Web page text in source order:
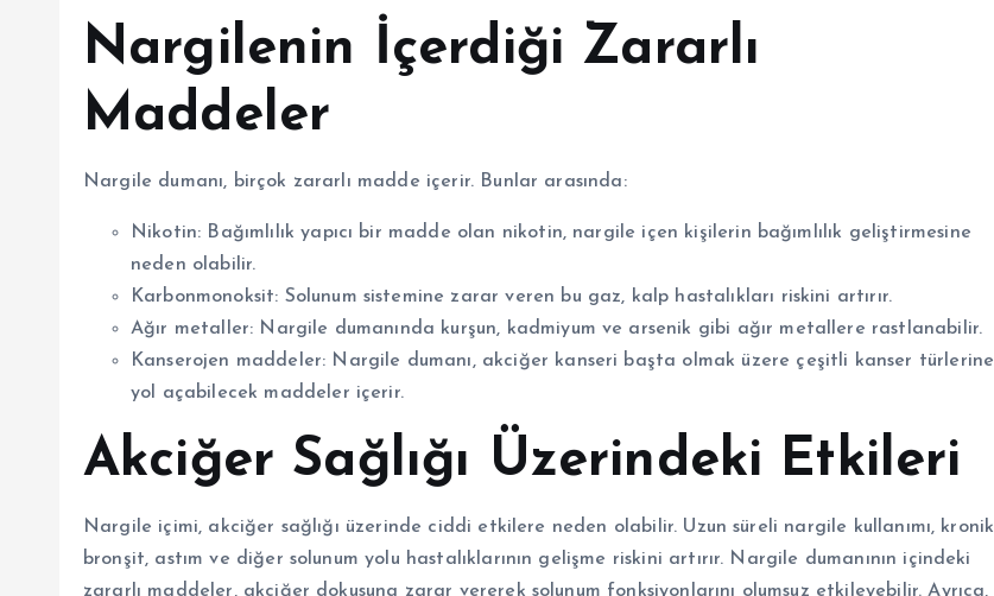
Nargilenin İçerdiği Zararlı
Maddeler
Nargile dumanı, birçok zararlı madde içerir. Bunlar arasında:
Nikotin: Bağımlılık yapıcı bir madde olan nikotin, nargile içen kişilerin bağımlılık geliştirmesine
neden olabilir.
Karbonmonoksit: Solunum sistemine zarar veren bu gaz, kalp hastalıkları riskini artırır.
Ağır metaller: Nargile dumanında kurşun, kadmiyum ve arsenik gibi ağır metallere rastlanabilir.
Kanserojen maddeler: Nargile dumanı, akciğer kanseri başta olmak üzere çeşitli kanser türlerine
yol açabilecek maddeler içerir.
Akciğer Sağlığı Üzerindeki Etkileri
Nargile içimi, akciğer sağlığı üzerinde ciddi etkilere neden olabilir. Uzun süreli nargile kullanımı, kronik
bronşit, astım ve diğer solunum yolu hastalıklarının gelişme riskini artırır. Nargile dumanının içindeki
zararlı maddeler, akciğer dokusuna zarar vererek solunum fonksiyonlarını olumsuz etkileyebilir. Ayrıca,